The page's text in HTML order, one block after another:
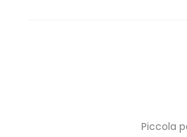
Piccola